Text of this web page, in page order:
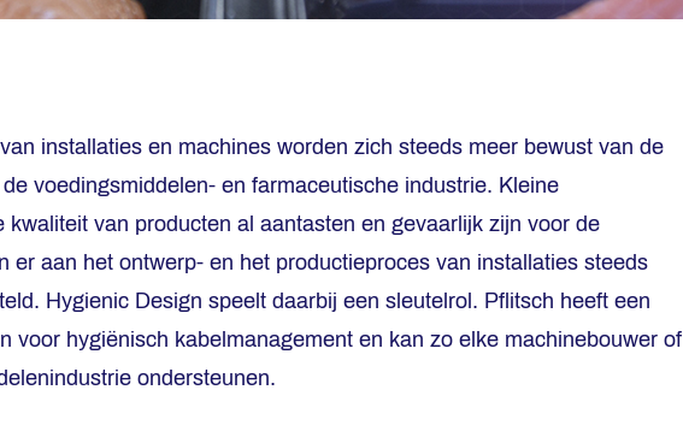
installaties en machines worden zich steeds meer bewust van de
voedingsmiddelen- en farmaceutische industrie. Kleine
kwaliteit van producten al aantasten en gevaarlijk zijn voor de
er aan het ontwerp- en het productieproces van installaties steeds
Hygienic Design speelt daarbij een sleutelrol. Pflitsch heeft een
voor hygiënisch kabelmanagement en kan zo elke machinebouwer of
ondersteunen.